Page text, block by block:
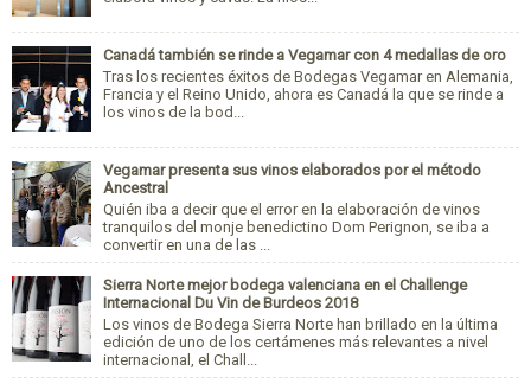
Canadá también se rinde a Vegamar con 4 medallas de oro
Tras los recientes éxitos de Bodegas Vegamar en Alemania,
Francia y el Reino Unido, ahora es Canadá la que se rinde a
los vinos de la bod...
Vegamar presenta sus vinos elaborados por el método
Ancestral
Quién iba a decir que el error en la elaboración de vinos
tranquilos del monje benedictino Dom Perignon, se iba a
convertir en una de las ...
Sierra Norte mejor bodega valenciana en el Challenge
Internacional Du Vin de Burdeos 2018
Los vinos de Bodega Sierra Norte han brillado en la última
edición de uno de los certámenes más relevantes a nivel
internacional, el Chall...